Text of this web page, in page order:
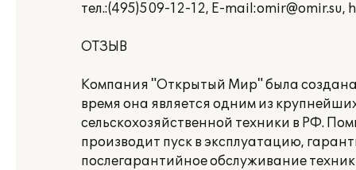
тел.:(495)509-12-12, E-
ОТЗЫВ
Компания "Открытый Мир" была создана
время она является одним из
сельскохозяйственной техники в РФ.
производит пуск в эксплуатацию,
послегарантийное обслуживание